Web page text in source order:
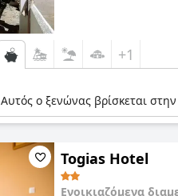
+1
Αυτός ο ξενώνας βρίσκεται
Togias Hotel
Ενοικιαζόμενα